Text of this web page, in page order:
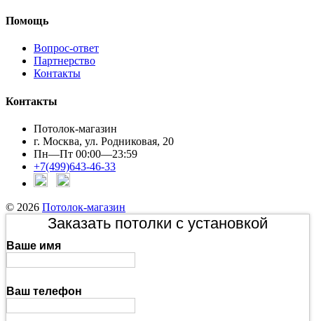
Помощь
Вопрос-ответ
Партнерство
Контакты
Контакты
Потолок-магазин
г. Москва, ул. Родниковая, 20
Пн—Пт 00:00—23:59
+7(499)643-46-33
© 2026 Потолок-магазин
Заказать потолки с установкой
Ваше имя
Ваш телефон